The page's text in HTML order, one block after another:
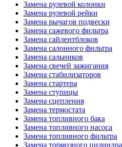
Замена рулевой колонки
Замена рулевой рейки
Замена рычагов подвески
Замена сажевого фильтра
Замена сайлентблоков
Замена салонного фильтра
Замена сальников
Замена свечей зажигания
Замена стабилизаторов
Замена стартера
Замена ступицы
Замена сцепления
Замена термостата
Замена топливного бака
Замена топливного насоса
Замена топливного фильтра
Замена тормозного цилиндра